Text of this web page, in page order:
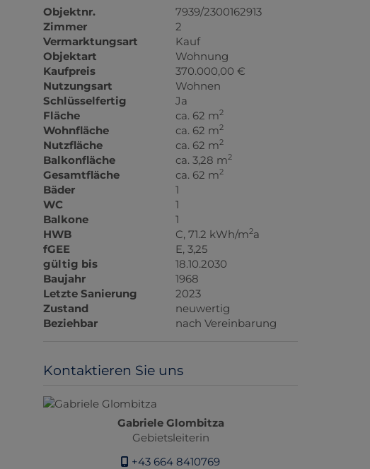
Objektnr.
7939/2300162913
Zimmer
2
Vermarktungsart
Kauf
Objektart
Wohnung
Kaufpreis
370.000,00 €
Nutzungsart
Wohnen
Schlüsselfertig
Ja
Fläche
ca. 62 m2
Wohnfläche ca. 62 m2
Nutzfläche ca. 62 m2
Balkonfläche ca. 3,28 m2
Gesamtfläche ca. 62 m2
Bäder
1
WC
1
Balkone
1
HWB
C, 71.2 kWh/m2a
fGEE
E, 3,25
gültig bis
18.10.2030
Baujahr
1968
Letzte Sanierung
2023
Zustand
neuwertig
Beziehbar
nach Vereinbarung
Kontaktieren Sie uns
Gabriele Glombitza
Gebietsleiterin
+43 664 8410769